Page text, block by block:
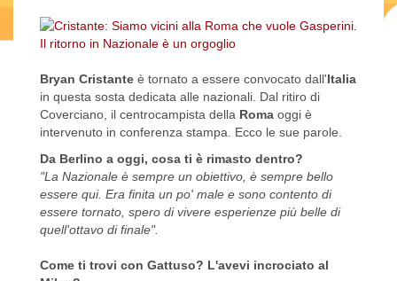
Bryan Cristante è tornato a essere convocato dall'Italia
in questa sosta dedicata alle nazionali. Dal ritiro di
Coverciano, il centrocampista della Roma oggi è
intervenuto in conferenza stampa. Ecco le sue parole.
Da Berlino a oggi, cosa ti è rimasto dentro?
"La Nazionale è sempre un obiettivo, è sempre bello
essere qui. Era finita un po' male e sono contento di
essere tornato, spero di vivere esperienze più belle di
quell'ottavo di finale".
Come ti trovi con Gattuso? L'avevi incrociato al